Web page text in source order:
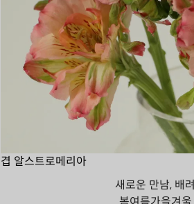
겹 알스트로메리아
새로운 만남, 배려